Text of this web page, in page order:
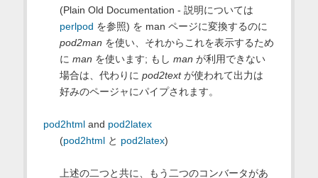
(Plain Old Documentation - 説明については
perlpod を参照) を man ページに変換するのに
pod2man を使い、それからこれを表示するため
に man を使います; もし man が利用できない
場合は、代わりに pod2textが使われて出力は
好みのページャにパイプされます。
pod2htmland pod2latex
(pod2htmlと pod2latex)
上述の二つと共に、もう二つのコンバータがあ